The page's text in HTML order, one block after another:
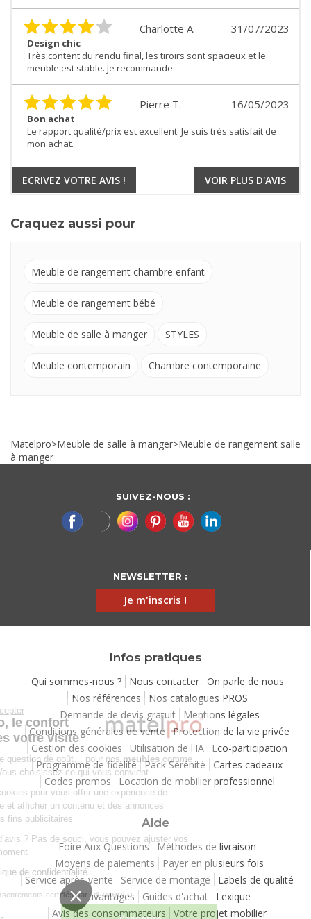
31/07/2023
Charlotte A.
Design chic
Très content du rendu final, les tiroirs sont spacieux et le
meuble est stable. Je recommande.
16/05/2023
Pierre T.
Bon achat
Le rapport qualité/prix est excellent. Je suis très satisfait de
mon achat.
ECRIVEZ VOTRE AVIS ! VOIR PLUS D'AVIS
Craquez aussi pour
Meuble de rangement chambre enfant
Meuble de rangement bébé
Meuble de salle à manger STYLES
Meuble contemporain Chambre contemporaine
Matelpro>Meuble de salle à manger>Meuble de rangement salle
à manger
SUIVEZ-NOUS :
NEWSLETTER :
Je m'inscris !
Infos pratiques
Qui sommes-nous ? Nous contacter
On parle de nous
Nos références
Nos catalogues PROS
Demande de devis gratuit
Mentions légales
Conditions générales de vente
Protection de la vie privée
Gestion des cookies
Utilisation de l'IA
Eco-participation
Programme de fidélité
Pack Sérénité
Cartes cadeaux
Codes promos
Location de mobilier professionnel
Aide
Foire Aux Questions
Méthodes de livraison
Moyens de paiements
Payer en plusieurs fois
Service après-vente
Service de montage
Labels de qualité
Vos avantages
Guides d'achat
Lexique
Avis des consommateurs
Votre projet mobilier
Continuer sans accepter
Chez Matelpro, le confort
commence dès votre visite
Leconfort , c'est une question de goût… pour nosmeubles
comme
pour nos cookies ! Vous choisissez ce qui vous convient.
Nous utilisons des cookies pour vous offrir une expérience de
navigation moelleuse et afficher un contenu et des annonces
personnalisées à des fins publicitaires
Besoin de changer d’avis ? Pas de souci, vous pouvez ajuster vos
préférences à tout moment
Consulter notre politique de confidentialité
Consentements certifiés par